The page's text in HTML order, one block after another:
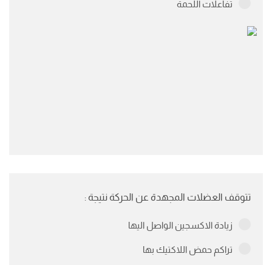
تفاعلات اللحمة
تتوقف العضلات المجهدة عن الحركة نتيجة :
زيادة الاكسجين الواصل اليها
تراكم حمض اللاكتيك بها